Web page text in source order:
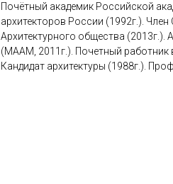
Почётный академик Российской
архитекторов России (1992г.).
Архитектурного общества
(МААМ, 2011г.). Почетный работник
Кандидат архитектуры (1988г.).